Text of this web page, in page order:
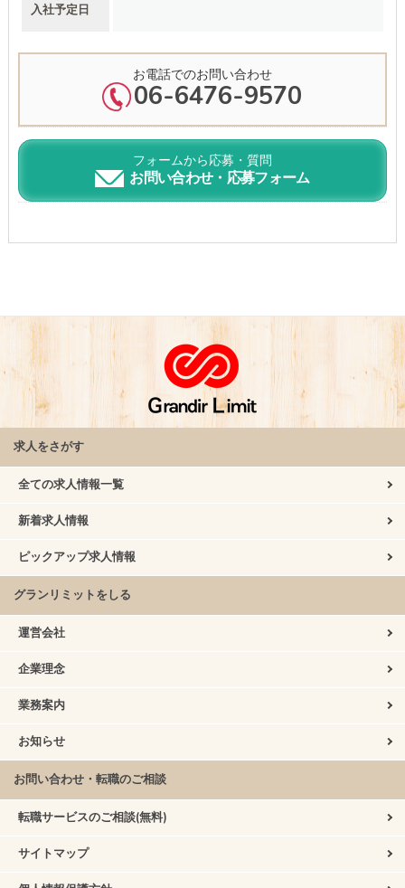
入社予定日
お電話でのお問い合わせ
06-6476-9570
フォームから応募・質問
お問い合わせ・応募フォーム
求人をさがす
全ての求人情報一覧
新着求人情報
ピックアップ求人情報
グランリミットをしる
運営会社
企業理念
業務案内
お知らせ
お問い合わせ・転職のご相談
転職サービスのご相談(無料)
サイトマップ